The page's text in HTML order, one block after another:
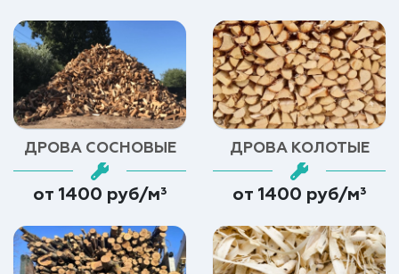
ДРОВА СОСНОВЫЕ
от 1400 руб/м³
ДРОВА КОЛОТЫЕ
от 1400 руб/м³